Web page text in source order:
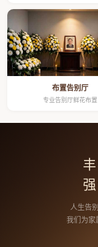
布置告别厅
专业告别厅鲜花布置
人生告
我们为家